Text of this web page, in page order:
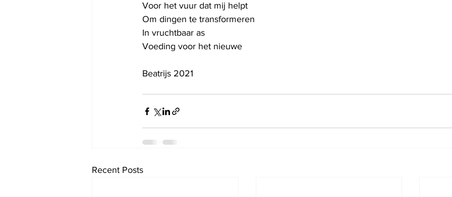
Voor het vuur dat mij helpt
Om dingen te transformeren
In vruchtbaar as
Voeding voor het nieuwe
Beatrijs 2021
Recent Posts